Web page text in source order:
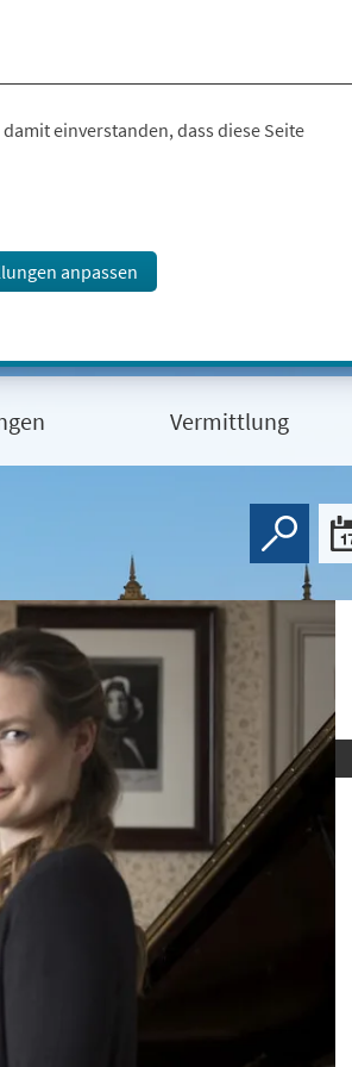
einverstanden, dass diese Seite
anpassen
Vermittlung